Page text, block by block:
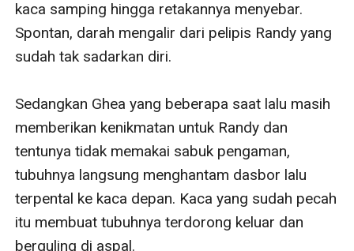
kaca samping hingga retakannya menyebar.
Spontan, darah mengalir dari pelipis Randy yang
sudah tak sadarkan diri.
Sedangkan Ghea yang beberapa saat lalu masih
memberikan kenikmatan untuk Randy dan
tentunya tidak memakai sabuk pengaman,
tubuhnya langsung menghantam dasbor lalu
terpental ke kaca depan. Kaca yang sudah pecah
itu membuat tubuhnya terdorong keluar dan
berguling di aspal.